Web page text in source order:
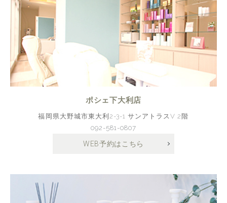
ポシェ下大利店
福岡県大野城市東大利2-3-1 サンアトラスV 2階
092-581-0807
WEB予約はこちら